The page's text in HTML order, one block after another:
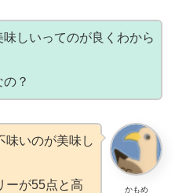
しいってのが良くわから
？
かもめ
味いのが美味し
ーが55点と高